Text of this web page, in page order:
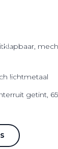
kosten
vragen
lichtmetaal